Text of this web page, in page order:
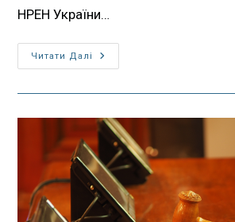
НРЕН України…
Читати Далі